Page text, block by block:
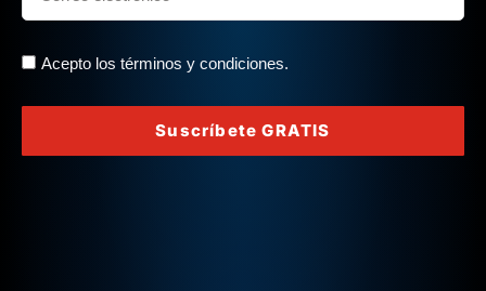
Acepto los términos y condiciones.
Suscríbete GRATIS